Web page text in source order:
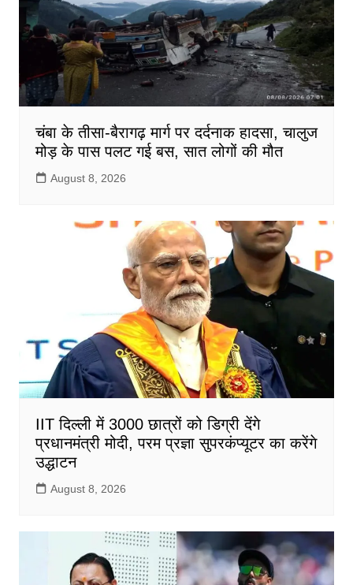
चंबा के तीसा-बैरागढ़ मार्ग पर दर्दनाक हादसा, चालुज
मोड़ के पास पलट गई बस, सात लोगों की मौत
August 8, 2026
IIT दिल्ली में 3000 छात्रों को डिग्री देंगे
प्रधानमंत्री मोदी, परम प्रज्ञा सुपरकंप्यूटर का करेंगे
उद्धाटन
August 8, 2026